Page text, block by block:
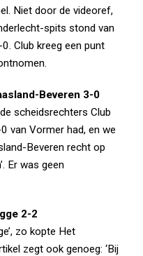
Niet door de videoref,
spits stond van
Club kreeg een punt
Beveren 3-0
scheidsrechters Club
van Vormer had, en we
Beveren recht op
Er was geen
2-2
zo kopte Het
zegt ook genoeg: ‘Bij